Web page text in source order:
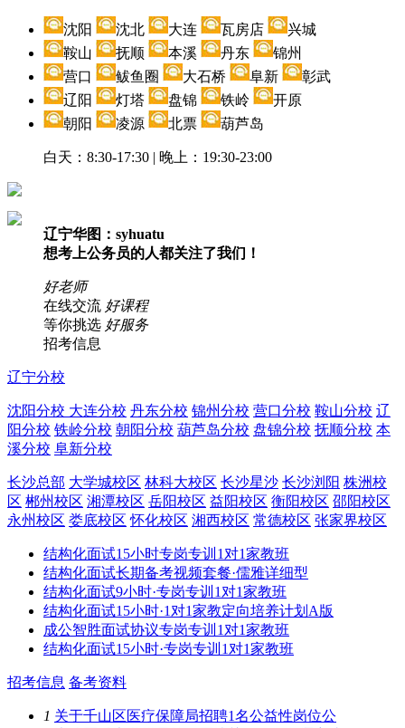
沈阳 沈北 大连 瓦房店
兴城
鞍山
抚顺 本溪 丹东
锦州
营口
鲅鱼圈 大石桥 阜新
彰武
辽阳
灯塔 盘锦 铁岭
开原
朝阳
凌源 北票 葫芦岛
白天：8:30-17:30 | 晚上：19:30-23:00
辽宁华图：syhuatu
想考上公务员的人都关注了我们！
好老师
在线交流 好课程
等你挑选 好服务
招考信息
辽宁分校
沈阳分校 大连分校 丹东分校 锦州分校 营口分校 鞍山分校 辽
阳分校 铁岭分校 朝阳分校 葫芦岛分校 盘锦分校 抚顺分校 本
溪分校 阜新分校
长沙总部 大学城校区 林科大校区 长沙星沙 长沙浏阳 株洲校
区 郴州校区 湘潭校区 岳阳校区 益阳校区 衡阳校区 邵阳校区
永州校区 娄底校区 怀化校区 湘西校区 常德校区 张家界校区
结构化面试15小时专岗专训1对1家教班
结构化面试长期备考视频套餐·儒雅详细型
结构化面试9小时·专岗专训1对1家教班
结构化面试15小时·1对1家教定向培养计划A版
成公智胜面试协议专岗专训1对1家教班
结构化面试15小时·专岗专训1对1家教班
招考信息 备考资料
1 关于千山区医疗保障局招聘1名公益性岗位公